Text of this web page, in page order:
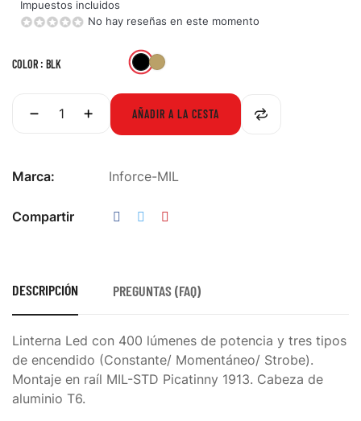
Impuestos incluidos
No hay reseñas en este momento
COLOR : BLK BLKFDE
AÑADIR A LA CESTA
Marca: Inforce-MIL
Compartir
DESCRIPCIÓN PREGUNTAS (FAQ)
Linterna Led con 400 lúmenes de potencia y tres tipos
de encendido (Constante/ Momentáneo/ Strobe).
Montaje en raíl MIL-STD Picatinny 1913. Cabeza de
aluminio T6.